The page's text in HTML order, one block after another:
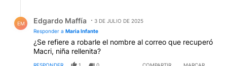
EM Edgardo Maffía
3 DE JULIO DE 2025
Responder a Maria Infante
¿Se refiere a robarle el nombre al correo que recuperó
Macri, niña rellenita?